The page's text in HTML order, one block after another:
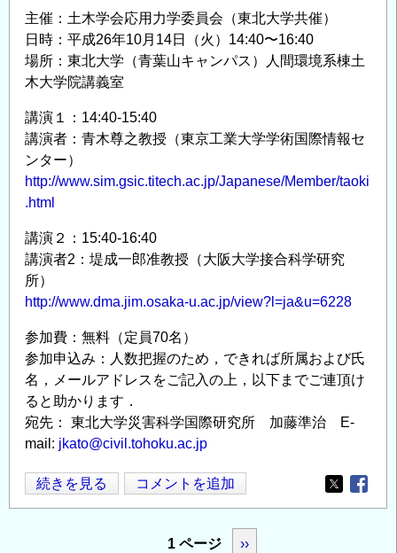
工
学
の
た
の
最
適
化
数
学
の
基
礎〜」
催
の
お
知
ら
せ
の
主催：土木学会応用力学委員会（東北大学共催）
日時：平成26年10月14日（火）14:40〜16:40
場所：東北大学（青葉山キャンパス）人間環境系棟土
木大学院講義室
講演１：14:40-15:40
講演者：青木尊之教授（東京工業大学学術国際情報セ
ンター）
http://www.sim.gsic.titech.ac.jp/Japanese/Member/taoki
.html
講演２：15:40-16:40
講演者2：堤成一郎准教授（大阪大学接合科学研究
所）
http://www.dma.jim.osaka-u.ac.jp/view?l=ja&u=6228
参加費：無料（定員70名）
参加申込み：人数把握のため，できれば所属および氏
名，メールアドレスをご記入の上，以下までご連頂け
ると助かります．
宛先： 東北大学災害科学国際研究所 加藤準治 E-
mail: jkato@civil.tohoku.ac.jp
計
算
続きを見る コメントを追加
Opens in
1 ページ 次
››